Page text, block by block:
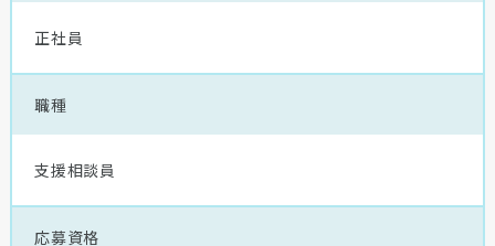
正社員
職種
支援相談員
応募資格